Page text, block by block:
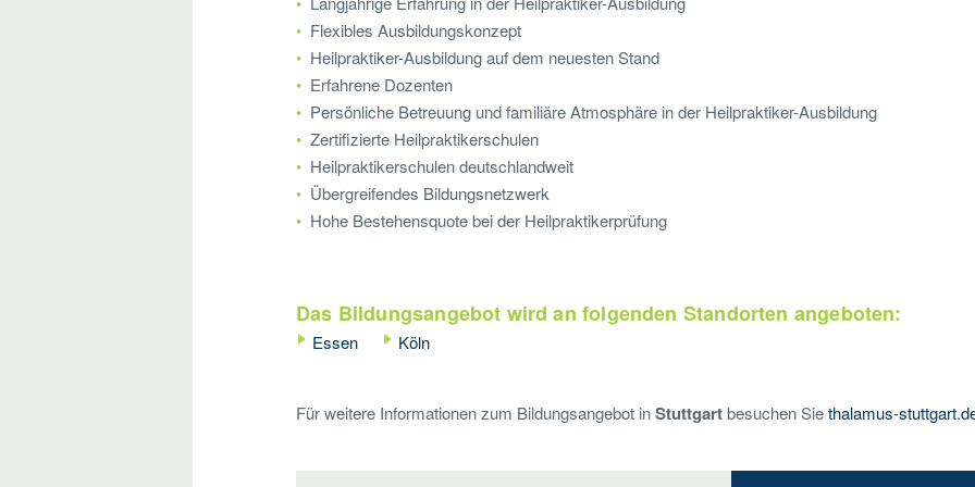
Flexibles Ausbildungskonzept
Heilpraktiker-Ausbildung auf dem neuesten Stand
Erfahrene Dozenten
Persönliche Betreuung und familiäre Atmosphäre in der Heilpraktiker-Ausbildung
Zertifizierte Heilpraktikerschulen
Heilpraktikerschulen deutschlandweit
Übergreifendes Bildungsnetzwerk
Hohe Bestehensquote bei der Heilpraktikerprüfung
Das Bildungsangebot wird an folgenden Standorten angeboten:
Essen Köln
Für weitere Informationen zum Bildungsangebot inStuttgartbesuchen Siethalamus-